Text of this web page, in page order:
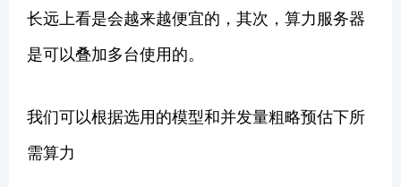
长远上看是会越来越便宜的，其次，算力服务器
是可以叠加多台使用的。
我们可以根据选用的模型和并发量粗略预估下所
需算力